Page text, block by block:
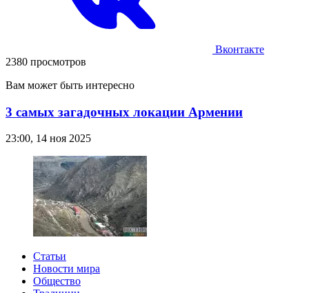
Вконтакте
2380 просмотров
Вам может быть интересно
3 самых загадочных локации Армении
23:00, 14 ноя 2025
Статьи
Новости мира
Общество